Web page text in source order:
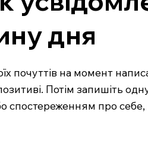
дня
почуттів на момент
Потім запишіть
про себе,